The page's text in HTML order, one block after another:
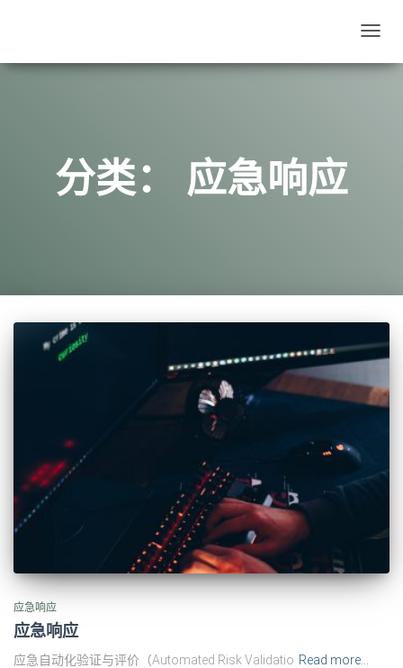
换
分类： 应急响应
应急响应
应急响应
应急自动化验证与评价（Automated Risk Validatio Read more…